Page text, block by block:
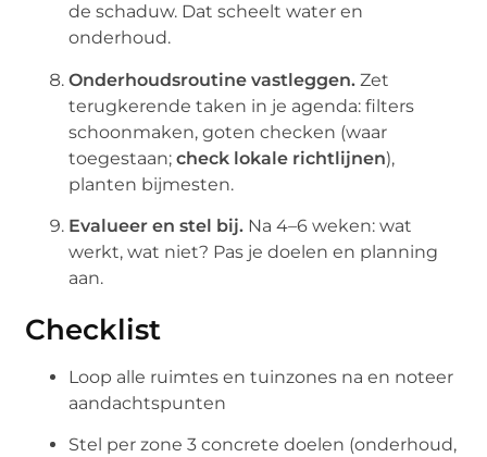
de schaduw. Dat scheelt water en
onderhoud.
Onderhoudsroutine vastleggen. Zet
terugkerende taken in je agenda: filters
schoonmaken, goten checken (waar
toegestaan;check lokale richtlijnen),
planten bijmesten.
Evalueer en stel bij. Na 4–6 weken: wat
werkt, wat niet? Pas je doelen en planning
aan.
Checklist
Loop alle ruimtes en tuinzones na en noteer
aandachtspunten
Stel per zone 3 concrete doelen (onderhoud,